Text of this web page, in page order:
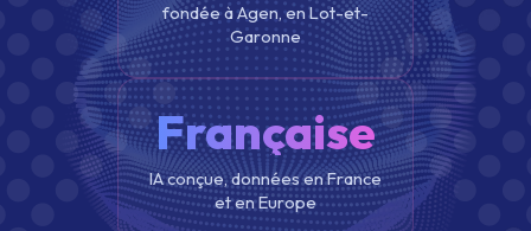
fondée à Agen, en Lot-et-
Garonne
Française
IA conçue, données en France
et en Europe